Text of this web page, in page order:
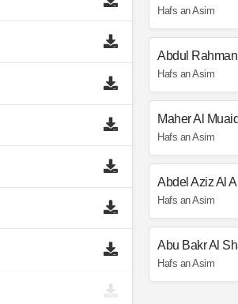
Hafs an Asim
Abdul
Hafs an Asim
Maher Al
Hafs an Asim
Abdel Aziz Al
Hafs an Asim
Abu Bakr Al
Hafs an Asim